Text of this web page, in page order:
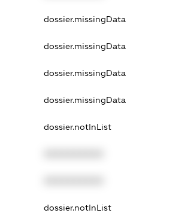
dossier.missingData
dossier.missingData
dossier.missingData
dossier.missingData
dossier.notInList
dossier.notInList